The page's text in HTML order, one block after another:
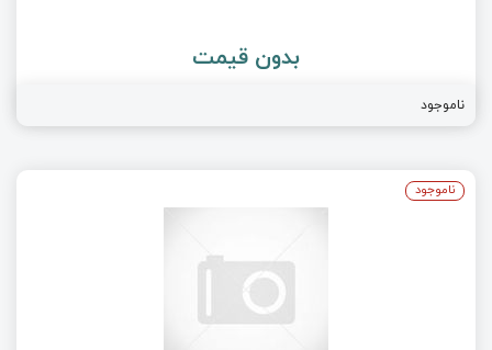
بدون قیمت
ناموجود
ناموجود